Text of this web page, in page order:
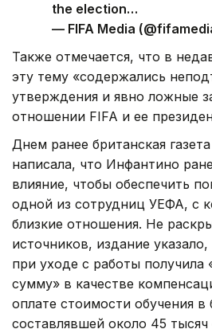
the election…
— FIFA Media
Также отмечается, что в
эту тему «содержались
утверждения и явно ложные
отношении FIFA и ее
Днем ранее британская
написала, что Инфантино
влияние, чтобы обеспечить
одной из сотрудниц УЕФА, с
близкие отношения. Не
источников, издание
при уходе с работы получила
сумму» в качестве
оплате стоимости обучения
составлявшей около 45